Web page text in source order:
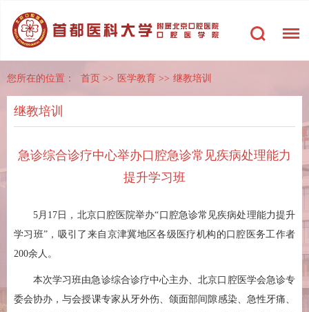
您所在的位置： 首页 >> 医学教育 >> 继教培训
继教培训
急诊综合诊疗中心举办口腔急诊常见疾病处理能力
提升学习班
5月17日，北京口腔医院举办“口腔急诊常见疾病处理能力提升
学习班”，吸引了来自京津冀地区各级医疗机构的口腔医务工作者
200余人。
本次学习班由急诊综合诊疗中心主办、北京口腔医学会急诊专
委会协办，与会授课专家从牙外伤、颌面部间隙感染、急性牙痛、